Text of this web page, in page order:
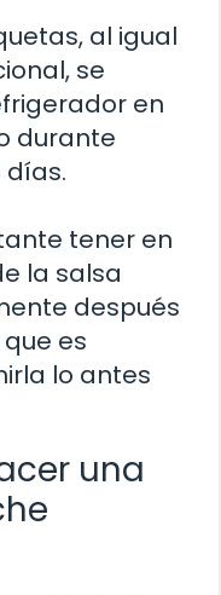
al igual
se
en
durante
tener en
la salsa
después
es
lo antes
una